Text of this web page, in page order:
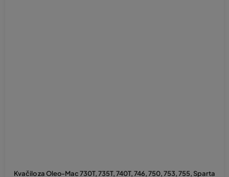
Kvačilo za Oleo-Mac 730T, 735T, 740T, 746, 750, 753, 755, Sparta